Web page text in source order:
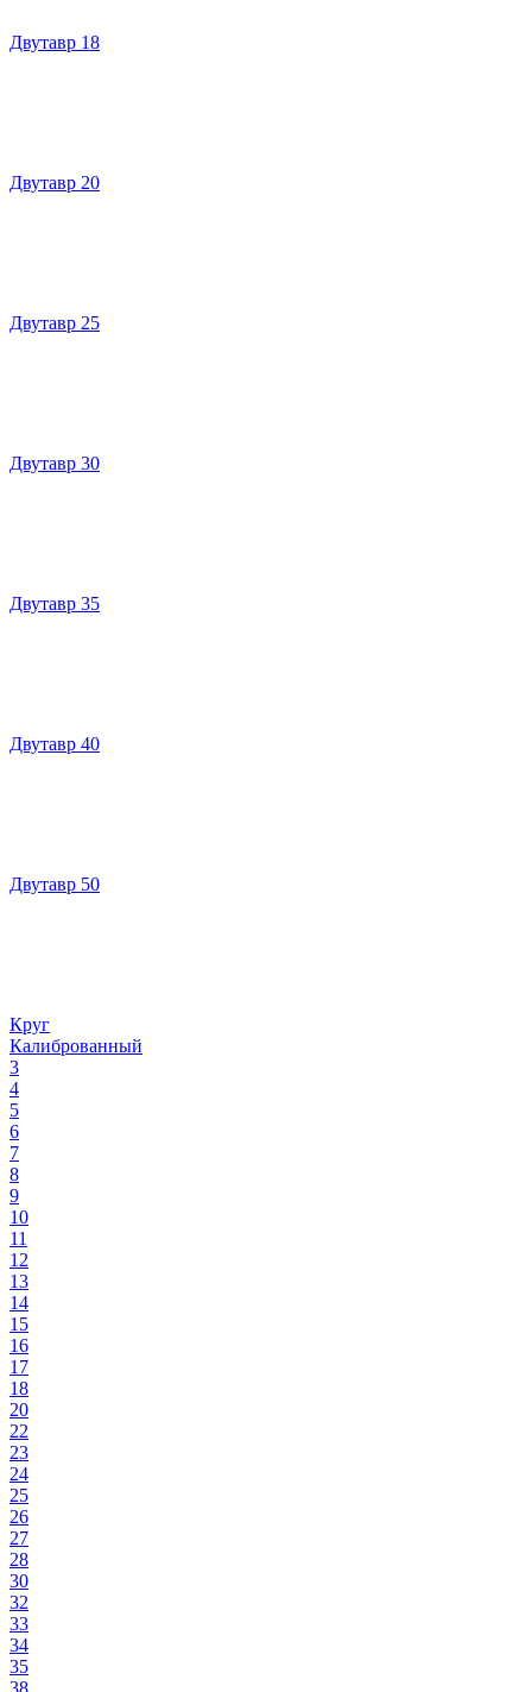
Двутавр 18
Двутавр 20
Двутавр 25
Двутавр 30
Двутавр 35
Двутавр 40
Двутавр 50
Круг
Калиброванный
3
4
5
6
7
8
9
10
11
12
13
14
15
16
17
18
20
22
23
24
25
26
27
28
30
32
33
34
35
38